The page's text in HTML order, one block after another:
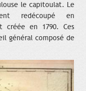
le capitoulat. Le
redécoupé en
créée en 1790. Ces
général composé de